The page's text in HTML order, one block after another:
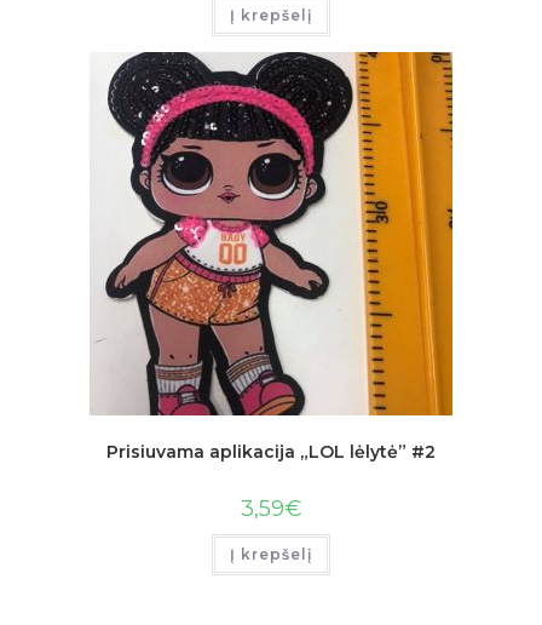
Į krepšelį
Prisiuvama aplikacija „LOL lėlytė” #2
3,59€
Į krepšelį